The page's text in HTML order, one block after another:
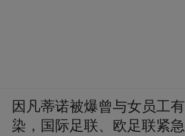
因凡蒂诺被爆曾与女员工有
染，国际足联、欧足联紧急